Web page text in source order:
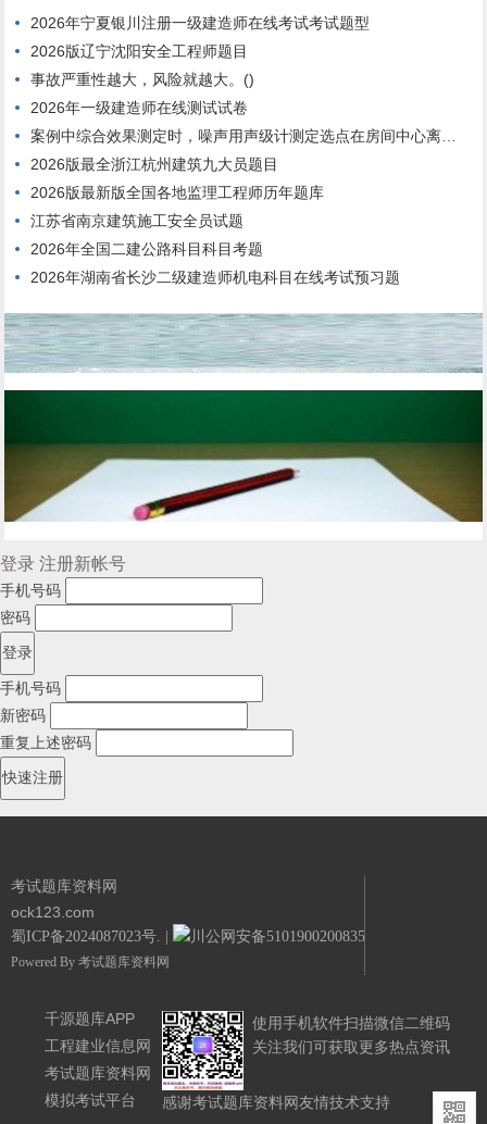
2026年宁夏银川注册一级建造师在线考试考试题型
2026版辽宁沈阳安全工程师题目
事故严重性越大，风险就越大。()
2026年一级建造师在线测试试卷
案例中综合效果测定时，噪声用声级计测定选点在房间中心离地面高度1.6m处。
2026版最全浙江杭州建筑九大员题目
2026版最新版全国各地监理工程师历年题库
江苏省南京建筑施工安全员试题
2026年全国二建公路科目科目考题
2026年湖南省长沙二级建造师机电科目在线考试预习题
登录 注册新帐号
手机号码
密码
手机号码
新密码
重复上述密码
考试题库资料网
ock123.com
蜀ICP备2024087023号. 川公网安备51019002008351号.
Powered By 考试题库资料网
千源题库APP
工程建业信息网
考试题库资料网
模拟考试平台
使用手机软件扫描微信二维码
关注我们可获取更多热点资讯
感谢考试题库资料网友情技术支持